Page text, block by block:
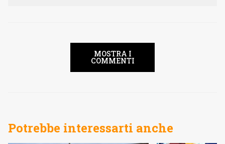
MOSTRA I
COMMENTI
Potrebbe interessarti anche